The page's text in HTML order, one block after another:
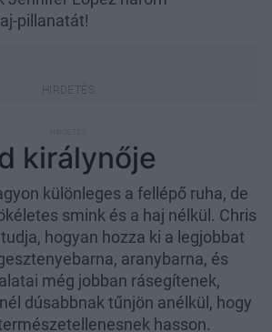
pillanatát!
királynője
különleges a fellépő ruha, de
smink és a haj nélkül. Chris
hogyan hozza ki a legjobbat
aranybarna, és
még jobban rásegítenek,
dúsabbnak tűnjön anélkül, hogy
hasson.